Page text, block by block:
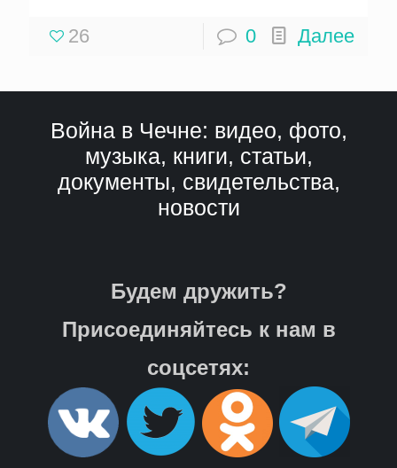
26 0 Далее
Война в Чечне: видео, фото,
музыка, книги, статьи,
документы, свидетельства,
новости
Будем дружить?
Присоединяйтесь к нам в
соцсетях: